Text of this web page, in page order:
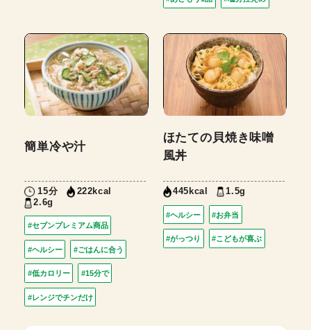
簡単冷や汁
15分
222kcal
2.6g
#セブンプレミアム商品
#ヘルシー #ごはんに合う
#低カロリー #15分で
#レンジでチンだけ
ほたての貝焼き味噌
風丼
445kcal 1.5g
#ヘルシー #お弁当
#がっつり #こどもが喜ぶ